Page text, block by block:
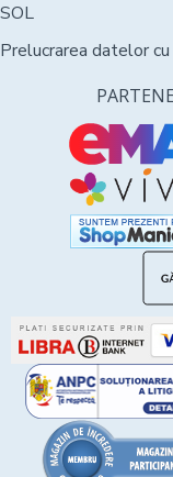
SOL
Prelucrarea datelor